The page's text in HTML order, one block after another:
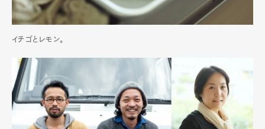
イチゴとレモン。